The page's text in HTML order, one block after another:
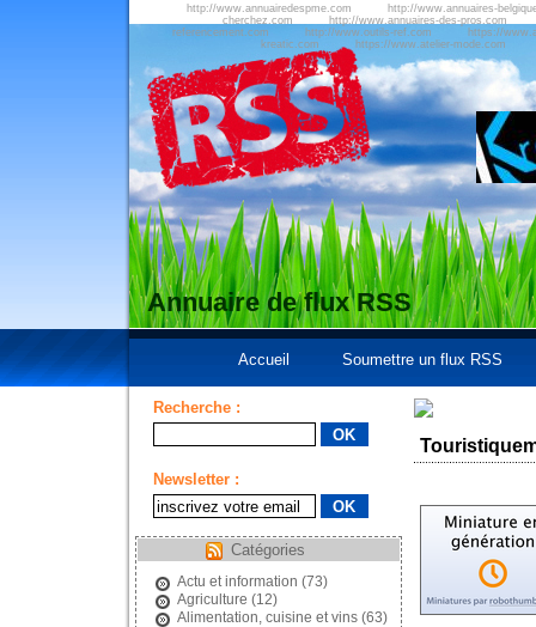
http://www.annuairedespme.com
http://www.annuaires-
cherchez.com
http://www.annuaires-des-pros.com
referencement.com
http://www.outils-ref.com
https://
kreatic.com
https://www.atelier-mode.com
Annuaire de flux RSS
Accueil Soumettre un flux RSS
Recherche :
Newsletter :
Catégories
Actu et information (73)
Agriculture (12)
Alimentation, cuisine et vins(63)